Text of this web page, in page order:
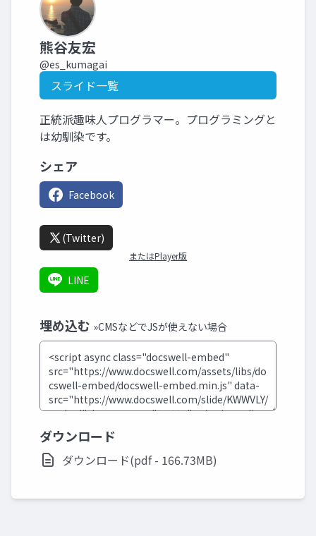
熊谷友宏
@es_kumagai
スライド一覧
正統派趣味人プログラマー。プログラミングと
は幼馴染です。
シェア
Facebook
(Twitter)
またはPlayer版
LINE
埋め込む »CMSなどでJSが使えない場合
ダウンロード
ダウンロード(pdf - 166.73MB)